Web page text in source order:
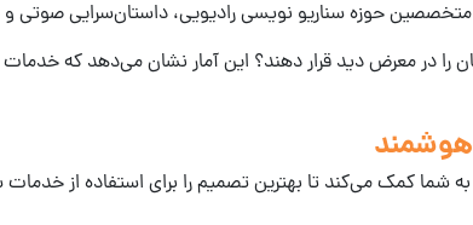
متخصصین حوزه سناریو نویسی رادیویی، داستان‌سرایی
خدمات
شما کمک می‌کند تا بهترین تصمیم را برای استفاده ازخدمات